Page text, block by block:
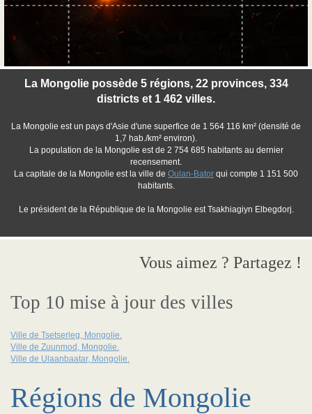
La Mongolie possède 5 régions, 22 provinces, 334
districts et 1 462 villes.
La Mongolie est un pays d'Asie d'une superfice de 1 564 116 km² (densité de
1,7 hab./km² environ).
La population de la Mongolie est de 2 754 685 habitants au dernier
recensement.
La capitale de la Mongolie est la ville de Oulan-Bator qui compte 1 151 500
habitants.
Le président de la République de la Mongolie est Tsakhiagiyn Elbegdorj.
Vous aimez ? Partagez !
Top 10 mise à jour des villes
Ville de Tsetserleg, Mongolie.
Ville de Zuunmod, Mongolie.
Ville de Ulaanbaatar, Mongolie.
Régions de Mongolie